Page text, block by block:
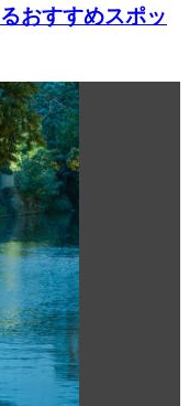
おすすめスポッ